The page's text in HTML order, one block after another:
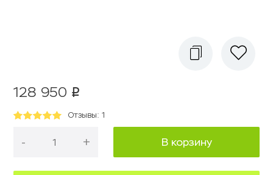
128 950 p
Отзывы: 1
- + В корзину